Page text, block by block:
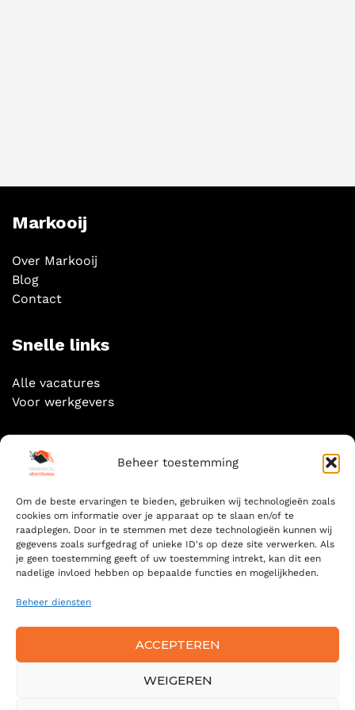
Beheer toestemming
Om de beste ervaringen te bieden, gebruiken wij technologieën zoals
cookies om informatie over je apparaat op te slaan en/of te
raadplegen. Door in te stemmen met deze technologieën kunnen wij
gegevens zoals surfgedrag of unieke ID's op deze site verwerken. Als
je geen toestemming geeft of uw toestemming intrekt, kan dit een
nadelige invloed hebben op bepaalde functies en mogelijkheden.
Beheer diensten
ACCEPTEREN
WEIGEREN
Markooij
Over Markooij
Blog
Contact
Snelle links
Alle vacatures
Voor werkgevers
Socials
Zoeken
FOR: